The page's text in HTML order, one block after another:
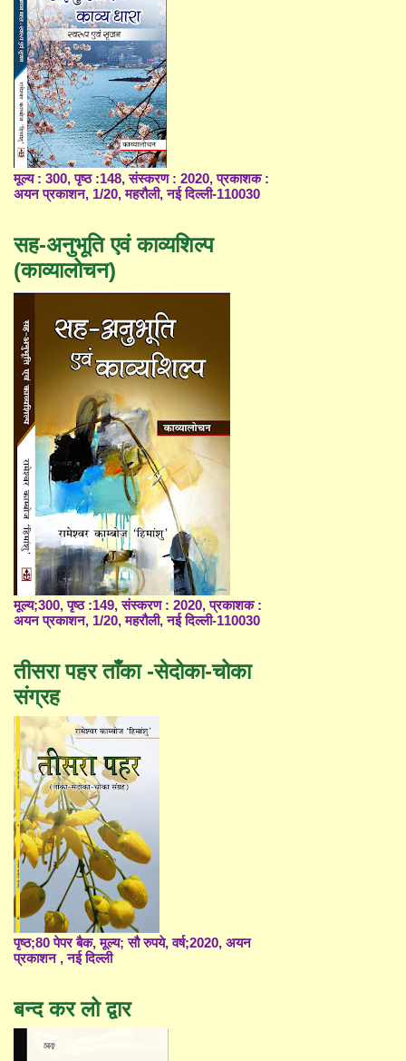
मूल्य : 300, पृष्ठ :148, संस्करण : 2020, प्रकाशक :
अयन प्रकाशन, 1/20, महरौली, नई दिल्ली-110030
सह-अनुभूति एवं काव्यशिल्प
(काव्यालोचन)
मूल्य;300, पृष्ठ :149, संस्करण : 2020, प्रकाशक :
अयन प्रकाशन, 1/20, महरौली, नई दिल्ली-110030
तीसरा पहर ताँका -सेदोका-चोका
संग्रह
पृष्ठ;80 पेपर बैक, मूल्य; सौ रुपये, वर्ष;2020, अयन
प्रकाशन , नई दिल्ली
बन्द कर लो द्वार